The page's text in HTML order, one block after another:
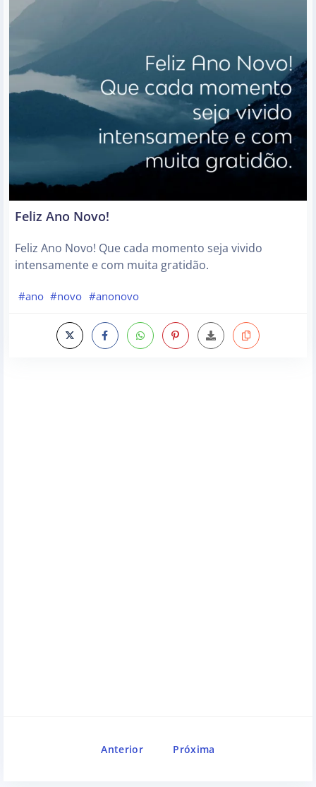
Feliz Ano Novo!
Feliz Ano Novo! Que cada momento seja vivido
intensamente e com muita gratidão.
#ano #novo #anonovo
Anterior Próxima